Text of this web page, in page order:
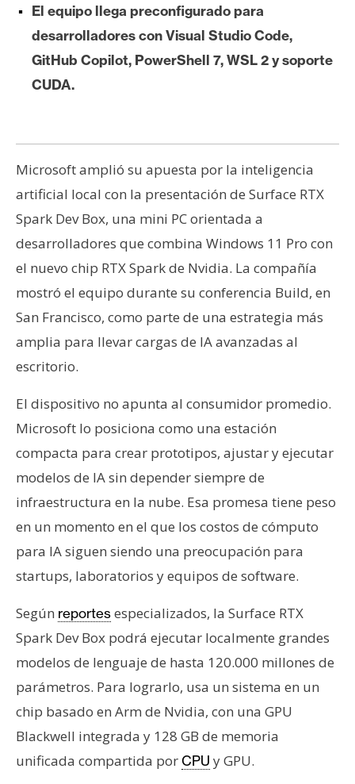
A
n
á
l
i
s
N
o
t
a
s
d
e
P
r
n
s
T
m
a
s
R
c
u
r
s
o
s
El equipo llega preconfigurado para
desarrolladores con Visual Studio Code,
GitHub Copilot, PowerShell 7, WSL 2 y soporte
CUDA.
Microsoft amplió su apuesta por la inteligencia
artificial local con la presentación de Surface RTX
Spark Dev Box, una mini PC orientada a
desarrolladores que combina Windows 11 Pro con
el nuevo chip RTX Spark de Nvidia. La compañía
mostró el equipo durante su conferencia Build, en
San Francisco, como parte de una estrategia más
amplia para llevar cargas de IA avanzadas al
escritorio.
El dispositivo no apunta al consumidor promedio.
Microsoft lo posiciona como una estación
compacta para crear prototipos, ajustar y ejecutar
modelos de IA sin depender siempre de
infraestructura en la nube. Esa promesa tiene peso
en un momento en el que los costos de cómputo
para IA siguen siendo una preocupación para
startups, laboratorios y equipos de software.
Según reportesespecializados, la Surface RTX
Spark Dev Box podrá ejecutar localmente grandes
modelos de lenguaje de hasta 120.000 millones de
parámetros. Para lograrlo, usa un sistema en un
chip basado en Arm de Nvidia, con una GPU
Blackwell integrada y 128 GB de memoria
unificada compartida porCPU y GPU.